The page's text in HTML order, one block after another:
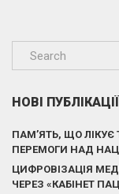
НОВІ ПУБЛІКАЦІЇ
ПАМ’ЯТЬ, ЩО ЛІКУЄ
ПЕРЕМОГИ НАД
ЦИФРОВІЗАЦІЯ
ЧЕРЕЗ «КАБІНЕТ